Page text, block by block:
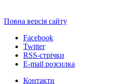
Повна версія сайту
Facebook
Twitter
RSS-стрічки
E-mail розсилка
Контакти